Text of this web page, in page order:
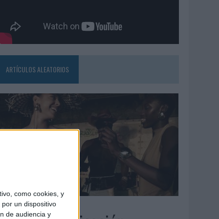
como cookies, y
un dispositivo
de audiencia y
ARTÍCULOS ALEATORIOS
08/2026